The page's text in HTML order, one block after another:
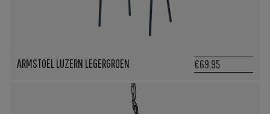
ARMSTOEL LUZERN LEGERGROEN €69,95